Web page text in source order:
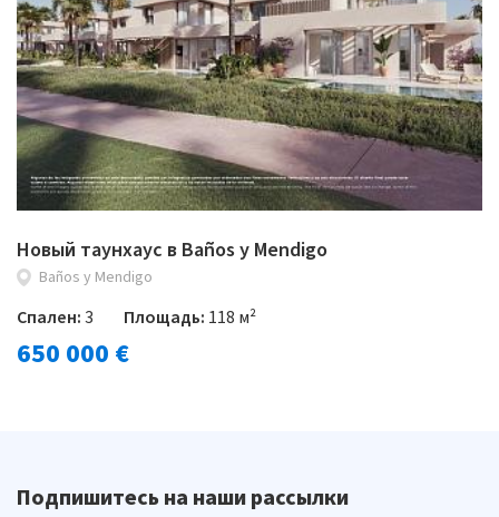
Новый таунхаус в Baños y Mendigo
Baños y Mendigo
Спален:3 Площадь: 118 м²
650 000 €
Подпишитесь на наши рассылки